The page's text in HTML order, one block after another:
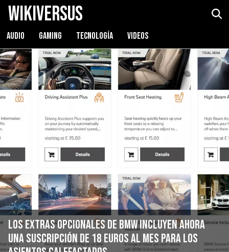
WikiVersus
AUDIO GAMING TECNOLOGÍA VIDEOS
Los extras opcionales de BMW incluyen ahora
una suscripción de 18 euros al mes para los